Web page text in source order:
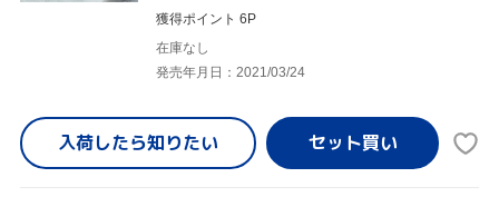
獲得ポイント 6P
在庫なし
発売年月日：2021/03/24
入荷したら知りたい